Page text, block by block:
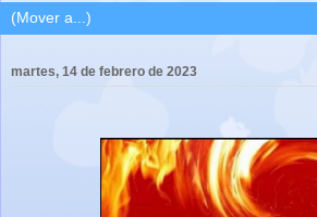
martes, 14 de febrero de 2023